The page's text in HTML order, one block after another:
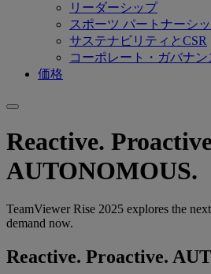
リーダーシップ
スポーツ パートナーシ
サステナビリティとCSR
コーポレート・ガバナン
価格
Reactive.
AUTONOMOUS.
TeamViewer Rise 2025 explores the
demand now.
Reactive. Proactive.️